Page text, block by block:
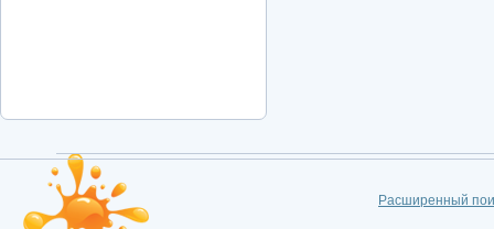
Расширенный